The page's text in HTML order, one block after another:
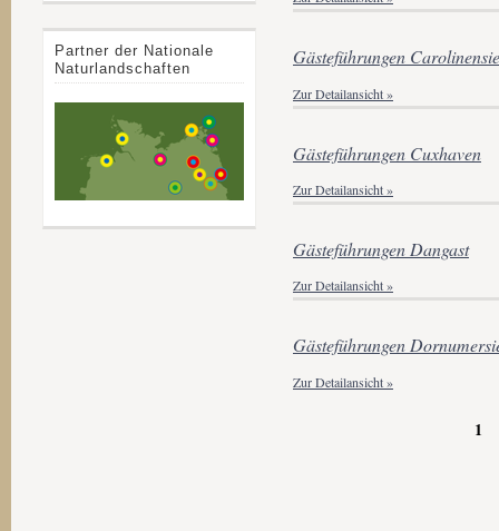
Gästeführungen
Zur Detailansicht »
Gästeführungen Cuxhaven
Zur Detailansicht »
Gästeführungen Dangast
Zur Detailansicht »
Gästeführungen
Zur Detailansicht »
1
Partner der Nationale
Naturlandschaften